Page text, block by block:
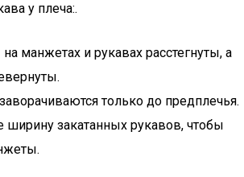
у плеча:.
манжетах и рукавах расстегнуты, а
только до предплечья.
ширину закатанных рукавов, чтобы